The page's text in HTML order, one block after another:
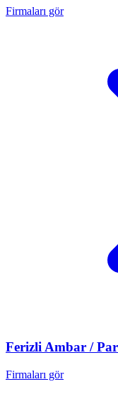
Firmaları gör
FerizliAmbar /
Firmaları gör